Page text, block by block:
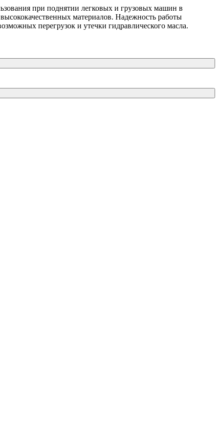
при поднятии легковых и грузовых машин в
материалов. Надежность работы
перегрузок и утечки гидравлического масла.